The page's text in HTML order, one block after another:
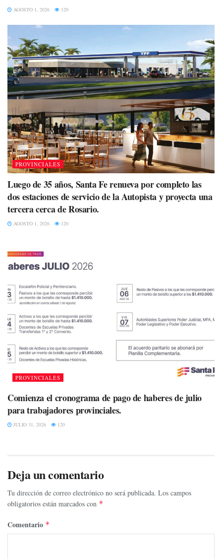
AGOSTO 1, 2026 120
PROVINCIALES
Luego de 35 años, Santa Fe renueva por completo las
dos estaciones de servicio de la Autopista y proyecta una
tercera cerca de Rosario.
AGOSTO 1, 2026 120
PROVINCIALES
Comienza el cronograma de pago de haberes de julio
para trabajadores provinciales.
JULIO 31, 2026 120
Deja un comentario
Tu dirección de correo electrónico no será publicada. Los campos
obligatorios están marcados con *
Comentario *